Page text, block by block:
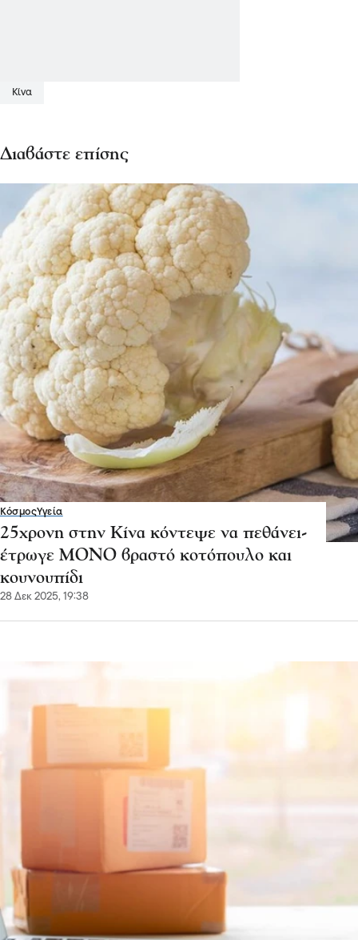
Κίνα
Διαβάστε επίσης
ΚόσμοςΥγεία
25χρονη στην Κίνα κόντεψε να πεθάνει-
έτρωγε ΜΟΝΟ βραστό κοτόπουλο και
κουνουπίδι
28 Δεκ 2025, 19:38